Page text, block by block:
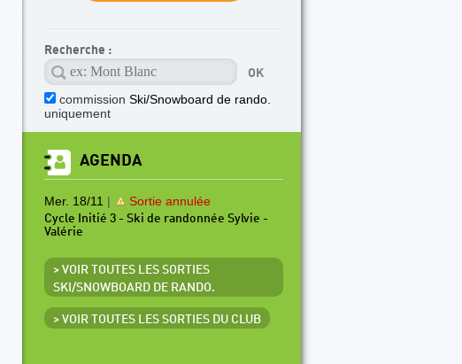
Recherche :
commission Ski/Snowboard de rando.
uniquement
AGENDA
Mer. 18/11 | Sortie annulée
Cycle Initié 3 - Ski de randonnée Sylvie -
Valérie
> VOIR TOUTES LES SORTIES
SKI/SNOWBOARD DE RANDO.
> VOIR TOUTES LES SORTIES DU CLUB